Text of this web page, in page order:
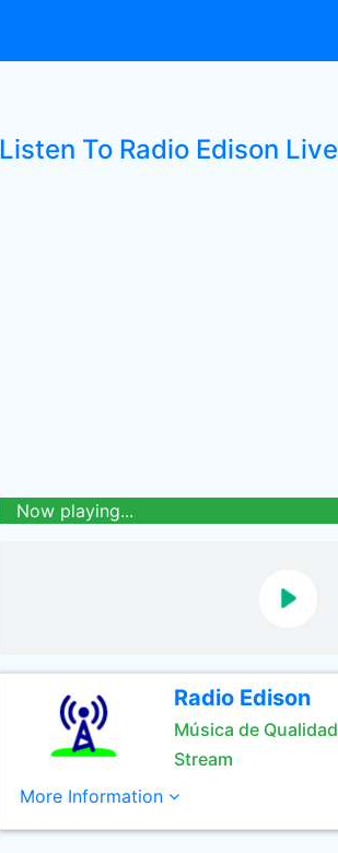
Listen To Radio Edison
Now playing...
Radio Edison
Música de
Stream
More Information